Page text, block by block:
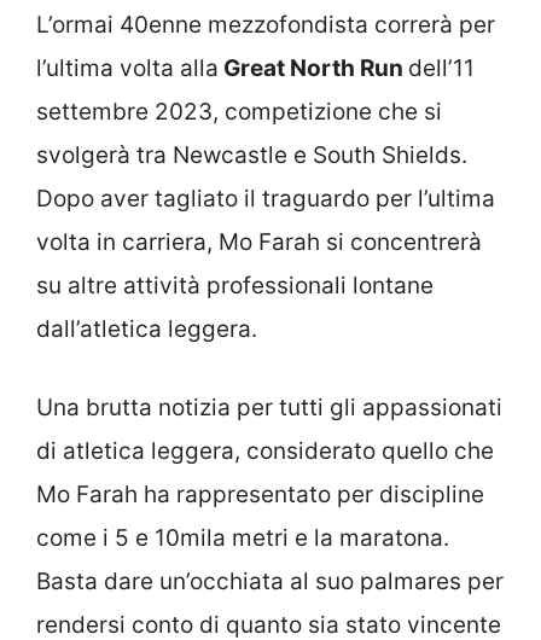
L’ormai 40enne mezzofondista correrà per
l’ultima volta alla Great North Run dell’11
settembre 2023, competizione che si
svolgerà tra Newcastle e South Shields.
Dopo aver tagliato il traguardo per l’ultima
volta in carriera, Mo Farah si concentrerà
su altre attività professionali lontane
dall’atletica leggera.
Una brutta notizia per tutti gli appassionati
di atletica leggera, considerato quello che
Mo Farah ha rappresentato per discipline
come i 5 e 10mila metri e la maratona.
Basta dare un’occhiata al suo palmares per
rendersi conto di quanto sia stato vincente